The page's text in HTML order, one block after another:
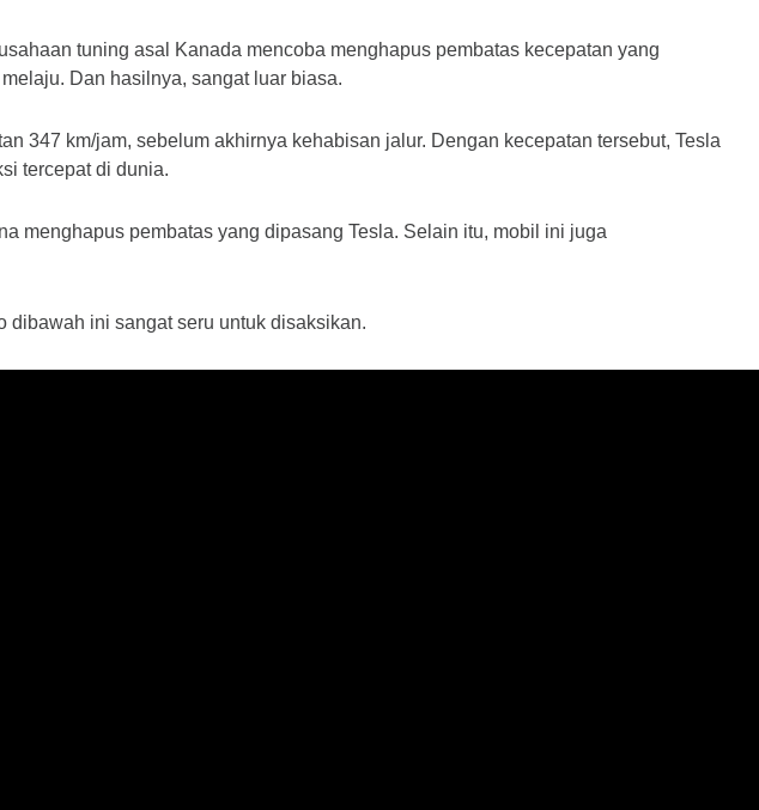
tuning asal Kanada mencoba menghapus pembatas kecepatan yang
Dan hasilnya, sangat luar biasa.
347 km/jam, sebelum akhirnya kehabisan jalur. Dengan kecepatan tersebut, Tesla
tercepat di dunia.
menghapus pembatas yang dipasang Tesla. Selain itu, mobil ini juga
dibawah ini sangat seru untuk disaksikan.